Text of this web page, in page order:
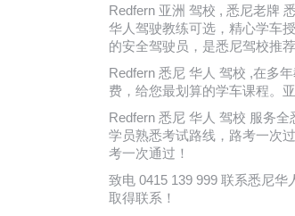
Redfern 亚洲 驾校 , 悉尼老牌
华人驾驶教练可选，精心学车
的安全驾驶员，是悉尼驾校推荐
Redfern 悉尼 华人 驾校 ,在多
费，给您最划算的学车课程。
Redfern 悉尼 华人 驾校 服务
学员熟悉考试路线，路考一次
考一次通过！
致电 0415 139 999 联系悉尼
取得联系！